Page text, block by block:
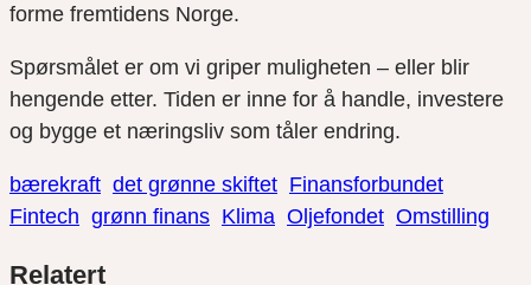
forme fremtidens Norge.
Spørsmålet er om vi griper muligheten – eller blir
hengende etter. Tiden er inne for å handle, investere
og bygge et næringsliv som tåler endring.
bærekraft det grønne skiftet Finansforbundet
Fintech grønn finans Klima Oljefondet Omstilling
link
på
på
Relatert